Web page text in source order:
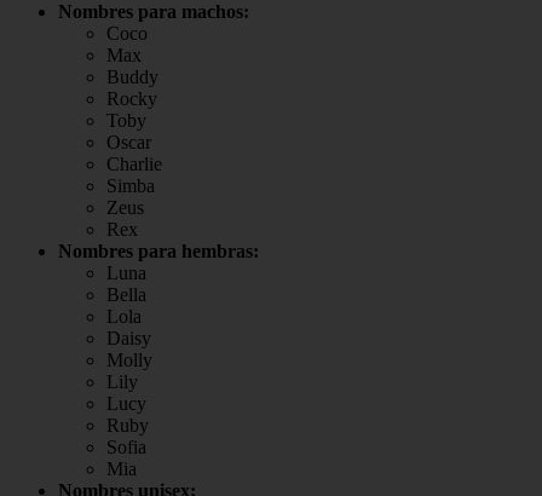
Nombres para machos:
Coco
Max
Buddy
Rocky
Toby
Oscar
Charlie
Simba
Zeus
Rex
Nombres para hembras:
Luna
Bella
Lola
Daisy
Molly
Lily
Lucy
Ruby
Sofia
Mia
Nombres unisex: